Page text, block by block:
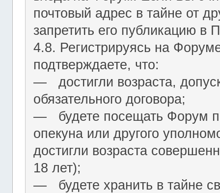
почтовый адрес в тайне от
запретить его публикацию в
4.8. Регистрируясь на
подтверждаете, что:
― достигли возраста,
обязательного договора;
― будете посещать Форум
опекуна или другого
достигли возраста
18 лет);
― будете хранить в тайне